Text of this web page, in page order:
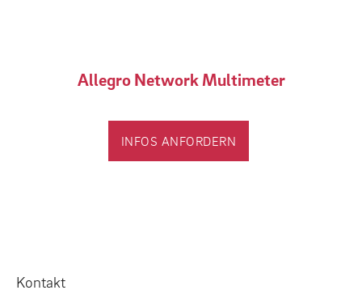
Allegro Network Multimeter
INFOS ANFORDERN
Kontakt